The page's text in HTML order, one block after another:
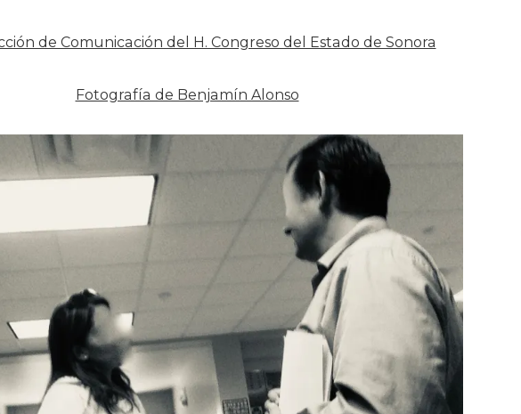
de Comunicación del H. Congreso del Estado de Sonora
Fotografía de Benjamín Alonso